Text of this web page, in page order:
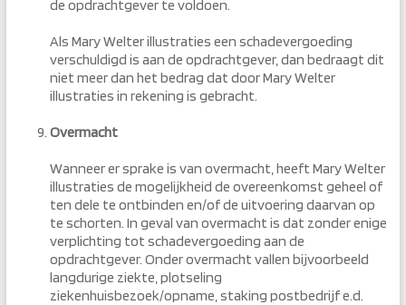
de opdrachtgever te voldoen.
Als Mary Welter illustraties een schadevergoeding
verschuldigd is aan de opdrachtgever, dan bedraagt dit
niet meer dan het bedrag dat door Mary Welter
illustraties in rekening is gebracht.
Overmacht
Wanneer er sprake is van overmacht, heeft Mary Welter
illustraties de mogelijkheid de overeenkomst geheel of
ten dele te ontbinden en/of de uitvoering daarvan op
te schorten. In geval van overmacht is dat zonder enige
verplichting tot schadevergoeding aan de
opdrachtgever. Onder overmacht vallen bijvoorbeeld
langdurige ziekte, plotseling
ziekenhuisbezoek/opname, staking postbedrijf e.d.